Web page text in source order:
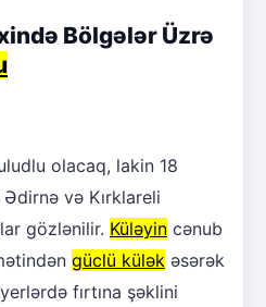
Bölgələr Üzrə
olacaq, lakin 18
və Kırklareli
gözlənilir. Küləyin cənub
güclü külək əsərək
fırtına şəklini